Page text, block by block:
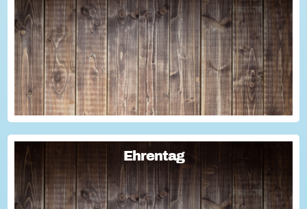
Sie haben Fragen zum Thema "Versicherung im Ehrenamt"?
Oder wollten schon immer mal lernen, wie man Engagement-
Geschichten für die Öffentlichkeitsarbeit des Vereins
nutzen kann? Dann haben wir da was!...
Ehrentag
Ehrentag
Macht den Ehrentag mit eurer Aktion zu eurem "hessischen
Ehrentag"...